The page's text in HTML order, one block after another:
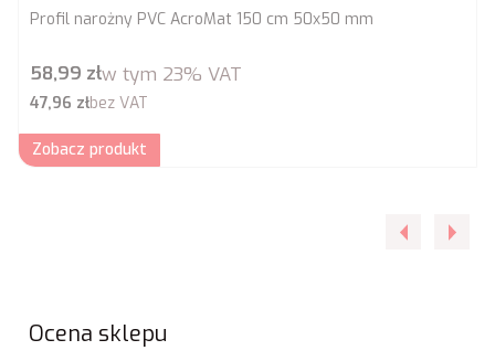
Profil narożny PVC AcroMat 150 cm 50x50 mm
Cena brutto
58,99 złw tym 23% VAT
Cena netto
47,96 złbez VAT
Zobacz produkt
Ocena sklepu